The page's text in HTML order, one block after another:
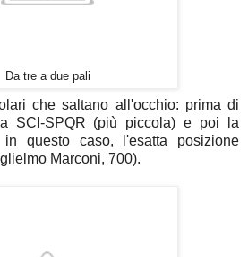
Da tre a due pali
che saltano all'occhio: prima di
SCI-SPQR (più piccola) e poi la
questo caso, l'esatta posizione
Marconi, 700).